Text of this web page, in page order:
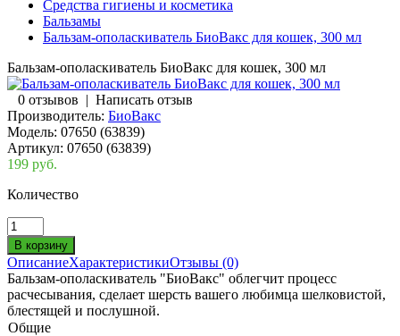
Средства гигиены и косметика
Бальзамы
Бальзам-ополаскиватель БиоВакс для кошек, 300 мл
Бальзам-ополаскиватель БиоВакс для кошек, 300 мл
0 отзывов | Написать отзыв
Производитель: БиоВакс
Модель: 07650 (63839)
Артикул: 07650 (63839)
199 руб.
Количество
ОписаниеХарактеристикиОтзывы (0)
Бальзам-ополаскиватель "БиоВакс" облегчит процесс
расчесывания, сделает шерсть вашего любимца шелковистой,
блестящей и послушной.
Общие